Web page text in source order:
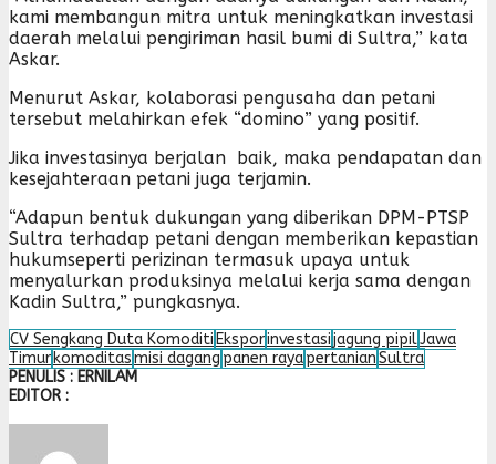
kami membangun mitra untuk meningkatkan investasi
daerah melalui pengiriman hasil bumi di Sultra,” kata
Askar.
Menurut Askar, kolaborasi pengusaha dan petani
tersebut melahirkan efek “domino” yang positif.
Jika investasinya berjalan baik, maka pendapatan dan
kesejahteraan petani juga terjamin.
“Adapun bentuk dukungan yang diberikan DPM-PTSP
Sultra terhadap petani dengan memberikan kepastian
hukumseperti perizinan termasuk upaya untuk
menyalurkan produksinya melalui kerja sama dengan
Kadin Sultra,” pungkasnya.
CV Sengkang Duta Komoditi Eksporinvestasijagung pipilJawa
Timur komoditasmisi dagang panen rayapertanianSultra
PENULIS : ERNILAM
EDITOR :